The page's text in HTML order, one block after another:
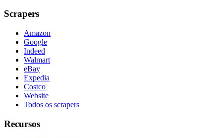
Scrapers
Amazon
Google
Indeed
Walmart
eBay
Expedia
Costco
Website
Todos os scrapers
Recursos